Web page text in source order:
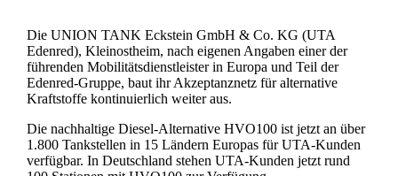
Die UNION TANK Eckstein GmbH & Co. KG (UTA
Edenred), Kleinostheim, nach eigenen Angaben einer der
führenden Mobilitätsdienstleister in Europa und Teil der
Edenred-Gruppe, baut ihr Akzeptanznetz für alternative
Kraftstoffe kontinuierlich weiter aus.
Die nachhaltige Diesel-Alternative HVO100 ist jetzt an über
1.800 Tankstellen in 15 Ländern Europas für UTA-Kunden
verfügbar. In Deutschland stehen UTA-Kunden jetzt rund